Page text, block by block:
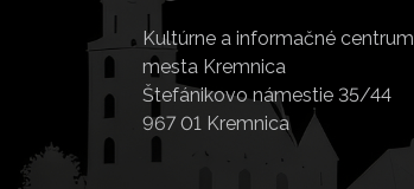
Kultúrne a informačné centrum
mesta Kremnica
Štefánikovo námestie 35/44
967 01 Kremnica